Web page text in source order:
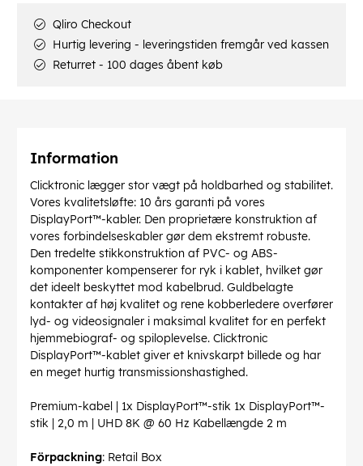
Qliro Checkout
Hurtig levering - leveringstiden fremgår ved kassen
Returret - 100 dages åbent køb
Information
Clicktronic lægger stor vægt på holdbarhed og stabilitet.
Vores kvalitetsløfte: 10 års garanti på vores
DisplayPort™-kabler. Den proprietære konstruktion af
vores forbindelseskabler gør dem ekstremt robuste.
Den tredelte stikkonstruktion af PVC- og ABS-
komponenter kompenserer for ryk i kablet, hvilket gør
det ideelt beskyttet mod kabelbrud. Guldbelagte
kontakter af høj kvalitet og rene kobberledere overfører
lyd- og videosignaler i maksimal kvalitet for en perfekt
hjemmebiograf- og spiloplevelse. Clicktronic
DisplayPort™-kablet giver et knivskarpt billede og har
en meget hurtig transmissionshastighed.
Premium-kabel | 1x DisplayPort™-stik 1x DisplayPort™-
stik | 2,0 m | UHD 8K @ 60 Hz Kabellængde 2 m
Förpackning: Retail Box